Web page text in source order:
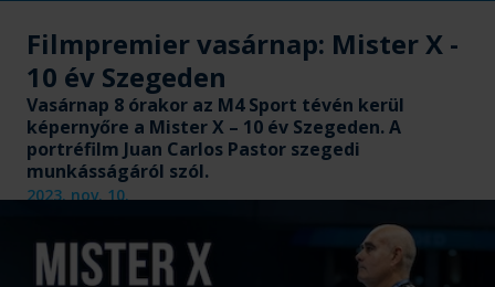
Filmpremier vasárnap: Mister X -
10 év Szegeden
Vasárnap 8 órakor az M4 Sport tévén kerül
képernyőre a Mister X – 10 év Szegeden. A
portréfilm Juan Carlos Pastor szegedi
munkásságáról szól.
2023. nov. 10.